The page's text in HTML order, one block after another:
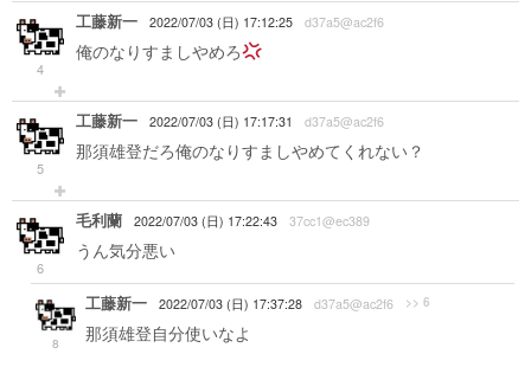
4
工藤新一 2022/07/03 (日) 17:12:25 d37a5@ac2f6
俺のなりすましやめろ
5
工藤新一 2022/07/03 (日) 17:17:31 d37a5@ac2f6
那須雄登だろ俺のなりすましやめてくれない？
6
毛利蘭 2022/07/03 (日) 17:22:43 37cc1@ec389
うん気分悪い
8
工藤新一 2022/07/03 (日) 17:37:28 d37a5@ac2f6 >> 6
那須雄登自分使いなよ